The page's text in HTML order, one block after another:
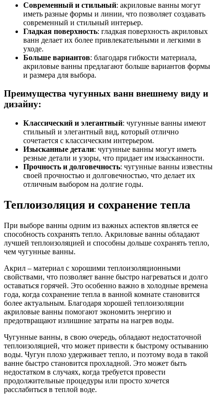
Современный и стильный: акриловые ванны могут
иметь разные формы и линии, что позволяет создавать
современный и стильный интерьер.
Гладкая поверхность: гладкая поверхность акриловых
ванн делает их более привлекательными и легкими в
уходе.
Больше вариантов: благодаря гибкости материала,
акриловые ванны предлагают больше вариантов формы
и размера для выбора.
Преимущества чугунных ванн внешнему виду и
дизайну:
Классический и элегантный: чугунные ванны имеют
стильный и элегантный вид, который отлично
сочетается с классическим интерьером.
Изысканные детали: чугунные ванны могут иметь
резные детали и узоры, что придает им изысканности.
Прочность и долговечность: чугунные ванны известны
своей прочностью и долговечностью, что делает их
отличным выбором на долгие годы.
Теплоизоляция и сохранение тепла
При выборе ванны одним из важных аспектов является ее
способность сохранять тепло. Акриловые ванны обладают
лучшей теплоизоляцией и способны дольше сохранять тепло,
чем чугунные ванны.
Акрил – материал с хорошими теплоизоляционными
свойствами, что позволяет ванне быстро нагреваться и долго
оставаться горячей. Это особенно важно в холодные времена
года, когда сохранение тепла в ванной комнате становится
более актуальным. Благодаря хорошей теплоизоляции
акриловые ванны помогают экономить энергию и
предотвращают излишние затраты на нагрев воды.
Чугунные ванны, в свою очередь, обладают недостаточной
теплоизоляцией, что может привести к быстрому остыванию
воды. Чугун плохо удерживает тепло, и поэтому вода в такой
ванне быстро становится прохладной. Это может быть
недостатком в случаях, когда требуется провести
продолжительные процедуры или просто хочется
расслабиться в теплой воде.